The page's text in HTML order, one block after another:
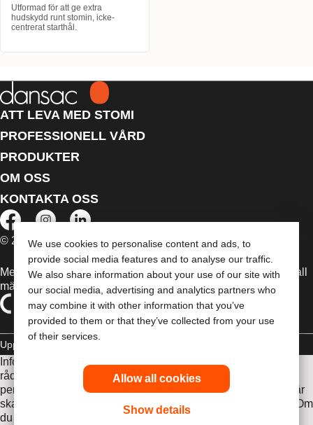
We use cookies to personalise content and ads, to
provide social media features and to analyse our traffic.
We also share information about your use of our site with
our social media, advertising and analytics partners who
may combine it with other information that you’ve
provided to them or that they’ve collected from your use
of their services.
Allow all cookies
Show details
Utformad för att ge extra
hudskydd runt stomin, icke-
centrerat starthål.
ATT LEVA MED STOMI
PROFESSIONELL VÅRD
PRODUKTER
OM OSS
KONTAKTA OSS
© 2026 Dansac A/S. Med ensamrätt.
Medicintekniska enheter som säljs i EU är i förekommande fall
märkta med någon av följande symboler
Upphovsrätt
Informationen som finns här är inte avsedd som medicinsk
rådgivning och är inte en ersättning för de råd du får av din
personliga läkare eller annan vårdpersonal. Informationen här
ska inte användas som hjälp i akuta medicinska situationer. Om
du är i en akut medicinsk situation ska du personligen